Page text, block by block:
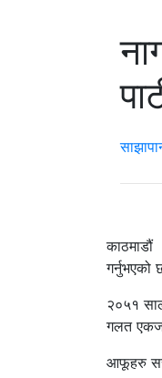
काठमाडौं
गर्नुभएको
२०५१
गलत
आफूहरु